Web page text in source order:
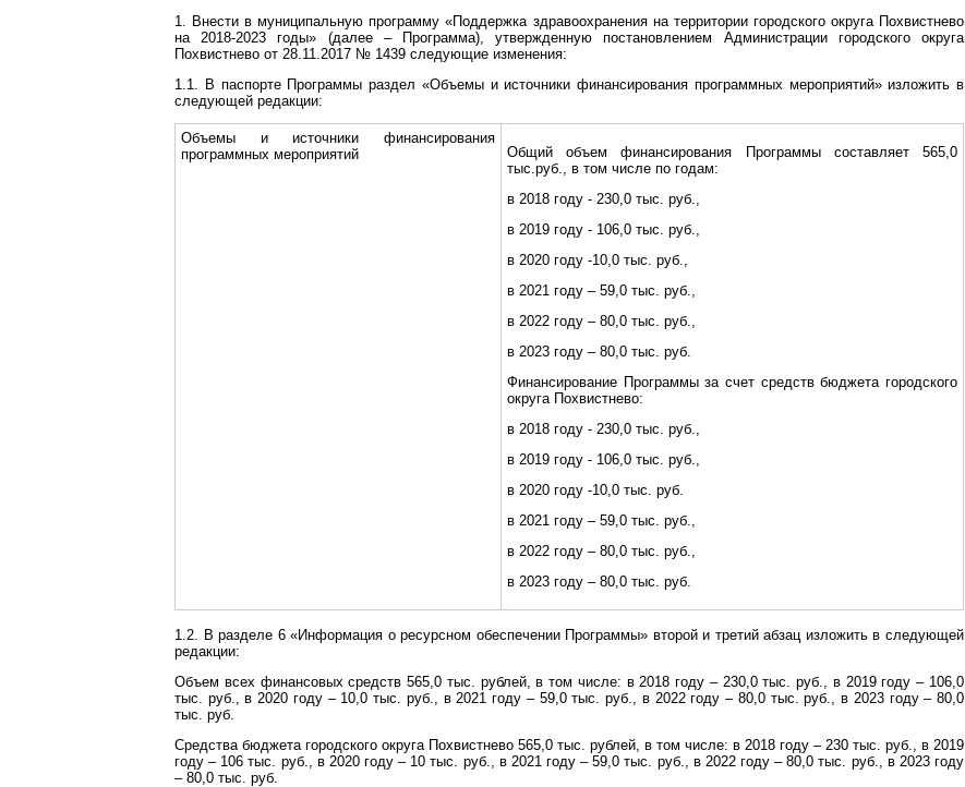
1. Внести в муниципальную программу «Поддержка здравоохранения на территории городского округа Похвистнево
на 2018-2023 годы» (далее – Программа), утвержденную постановлением Администрации городского округа
Похвистнево от 28.11.2017 № 1439 следующие изменения:
1.1. В паспорте Программы раздел «Объемы и источники финансирования программных мероприятий» изложить в
следующей редакции:
Объемы и источники финансирования
программных мероприятий
Общий объем финансирования Программы составляет 565,0
тыс.руб., в том числе по годам:
в 2018 году - 230,0 тыс. руб.,
в 2019 году - 106,0 тыс. руб.,
в 2020 году -10,0 тыс. руб.,
в 2021 году – 59,0 тыс. руб.,
в 2022 году – 80,0 тыс. руб.,
в 2023 году – 80,0 тыс. руб.
Финансирование Программы за счет средств бюджета городского
округа Похвистнево:
в 2018 году - 230,0 тыс. руб.,
в 2019 году - 106,0 тыс. руб.,
в 2020 году -10,0 тыс. руб.
в 2021 году – 59,0 тыс. руб.,
в 2022 году – 80,0 тыс. руб.,
в 2023 году – 80,0 тыс. руб.
1.2. В разделе 6 «Информация о ресурсном обеспечении Программы» второй и третий абзац изложить в следующей
редакции:
Объем всех финансовых средств 565,0 тыс. рублей, в том числе: в 2018 году – 230,0 тыс. руб., в 2019 году – 106,0
тыс. руб., в 2020 году – 10,0 тыс. руб., в 2021 году – 59,0 тыс. руб., в 2022 году – 80,0 тыс. руб., в 2023 году – 80,0
тыс. руб.
Средства бюджета городского округа Похвистнево 565,0 тыс. рублей, в том числе: в 2018 году – 230 тыс. руб., в 2019
году – 106 тыс. руб., в 2020 году – 10 тыс. руб., в 2021 году – 59,0 тыс. руб., в 2022 году – 80,0 тыс. руб., в 2023 году
– 80,0 тыс. руб.